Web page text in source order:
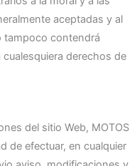
aceptadas y al
tampoco contendrá
derechos de
del sitio Web, MOTOS
de efectuar, en cualquier